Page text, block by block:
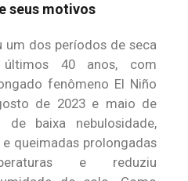
seus motivos
dos períodos de seca
40 anos, com
fenômeno El Niño
de 2023 e maio de
de baixa nebulosidade,
queimadas prolongadas
e reduziu